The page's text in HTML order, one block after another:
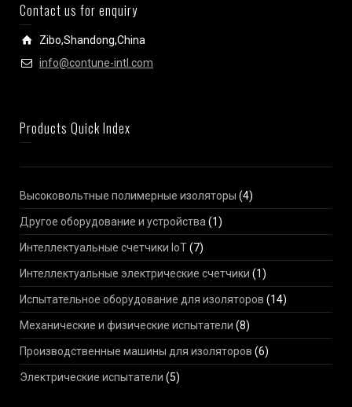
Contact us for enquiry
Zibo,Shandong,China
info@contune-intl.com
Products Quick Index
Высоковольтные полимерные изоляторы (4)
Другое оборудование и устройства(1)
Интеллектуальные счетчики IoT(7)
Интеллектуальные электрические счетчики (1)
Испытательное оборудование для изоляторов (14)
Механические и физические испытатели (8)
Производственные машины для изоляторов (6)
Электрические испытатели (5)